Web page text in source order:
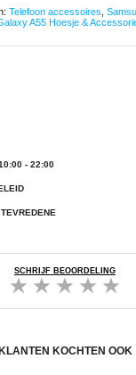
Telefoon accessoires
A55 Hoesje &
- 22:00
SCHRIJF BEOORDELING
KLANTEN KOCHTEN OOK